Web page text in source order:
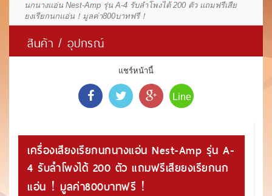
นกนางแอ่น Nest-Amp รุ่น A-4 รับลำโพงได้ 200 ตัว แถมฟรีเสีย
ยงเรียกนกแอ่น！มูลค่า800บาทฟรี！
สินค้า / อุปกรณ์
แชร์หน้านี้
Line
เครื่องเสียงเรียกนกนางแอ่น Nest-Amp รุ่น A-
4 รับลำโพงได้ 200 ตัว แถมฟรีเสียยงเรียกนก
แอ่น！มูลค่า800บาทฟรี！